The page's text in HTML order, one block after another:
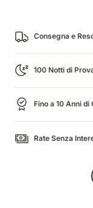
Consegna e
100 Notti di
Fino a 10 Anni di
Rate Senza